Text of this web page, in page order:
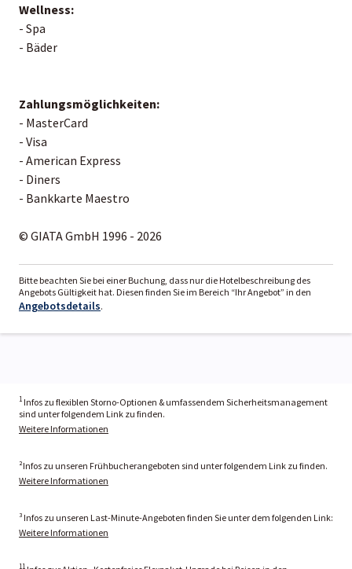
Wellness:
- Spa
- Bäder
Zahlungsmöglichkeiten:
- MasterCard
- Visa
- American Express
- Diners
- Bankkarte Maestro
© GIATA GmbH 1996 - 2026
Bitte beachten Sie bei einer Buchung, dass nur die Hotelbeschreibung des
Angebots Gültigkeit hat. Diesen finden Sie im Bereich “Ihr Angebot” in den
Angebotsdetails.
1 Infos zu flexiblen Storno-Optionen & umfassendem Sicherheitsmanagement
sind unter folgendem Link zu finden.
Weitere Informationen
²Infos zu unseren Frühbucherangeboten sind unter folgendem Link zu finden.
Weitere Informationen
³ Infos zu unseren Last-Minute-Angeboten finden Sie unter dem folgenden Link:
Weitere Informationen
11